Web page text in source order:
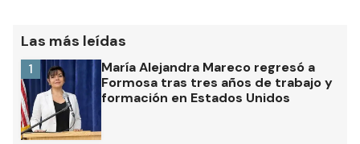
Las más leídas
María Alejandra Mareco regresó a
Formosa tras tres años de trabajo y
formación en Estados Unidos
1